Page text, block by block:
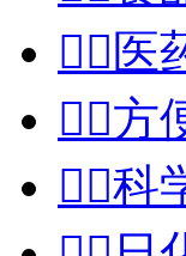
医
方
科